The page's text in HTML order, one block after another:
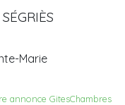
Marie
annonce GitesChambres